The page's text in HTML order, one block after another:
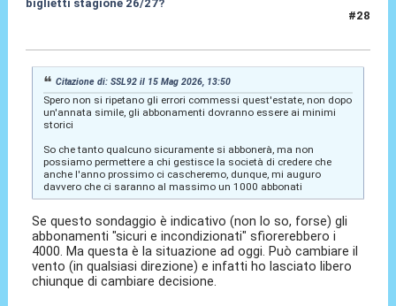
biglietti stagione 26/27?
#28
Citazione di: SSL92 il 15 Mag 2026, 13:50
Spero non si ripetano gli errori commessi quest'estate, non dopo
un'annata simile, gli abbonamenti dovranno essere ai minimi
storici
So che tanto qualcuno sicuramente si abbonerà, ma non
possiamo permettere a chi gestisce la società di credere che
anche l'anno prossimo ci cascheremo, dunque, mi auguro
davvero che ci saranno al massimo un 1000 abbonati
Se questo sondaggio è indicativo (non lo so, forse) gli
abbonamenti "sicuri e incondizionati" sfiorerebbero i
4000. Ma questa è la situazione ad oggi. Può cambiare il
vento (in qualsiasi direzione) e infatti ho lasciato libero
chiunque di cambiare decisione.